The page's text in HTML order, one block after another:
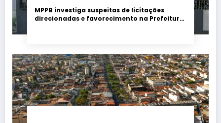
MPPB investiga suspeitas de licitações
direcionadas e favorecimento na Prefeitura